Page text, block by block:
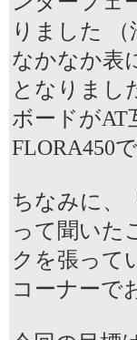
りました （
なかなか表
となりまし
ボードがAT
FLORA450
ちなみに、
って聞いた
クを張って
コーナーで